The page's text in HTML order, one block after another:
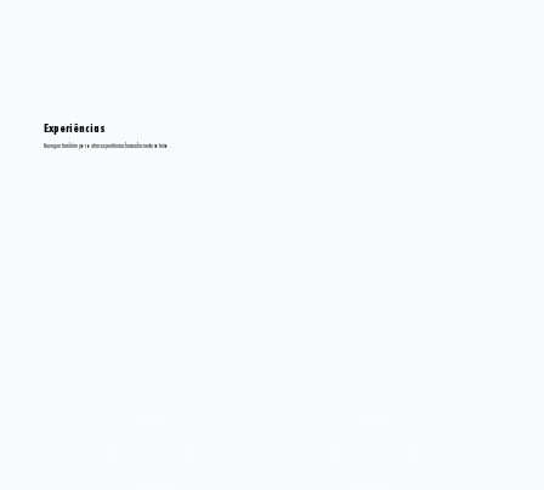
Navegue também por outras experiências baseadas neste roteiro
Experiências